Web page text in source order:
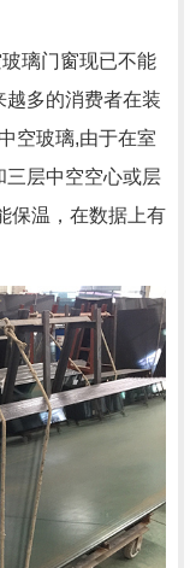
璃门窗现已不能
多的消费者在装
空玻璃,由于在室
三层中空空心或层
保温，在数据上有